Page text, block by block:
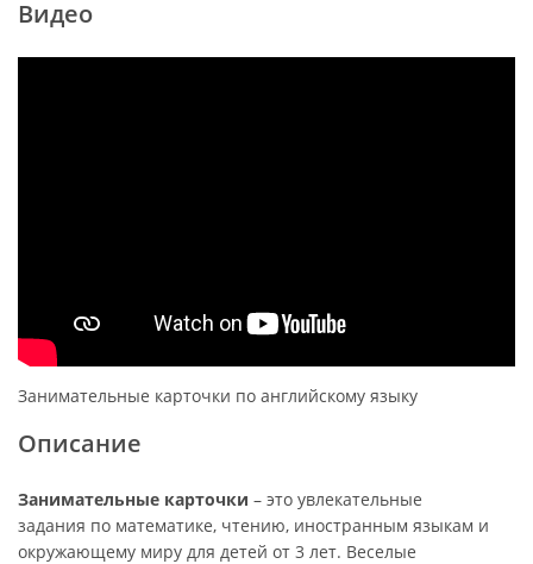
Видео
Занимательные карточки по английскому языку
Описание
Занимательные карточки – это увлекательные
задания по математике, чтению, иностранным языкам и
окружающему миру для детей от 3 лет. Веселые